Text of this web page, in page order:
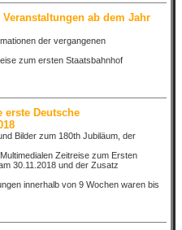
ab dem Jahr
der vergangenen
zum ersten Staatsbahnhof
erste Deutsche
Bilder zum 180th Jubiläum, der
Zeitreise zum Ersten
30.11.2018 und der Zusatz
innerhalb von 9 Wochen waren bis